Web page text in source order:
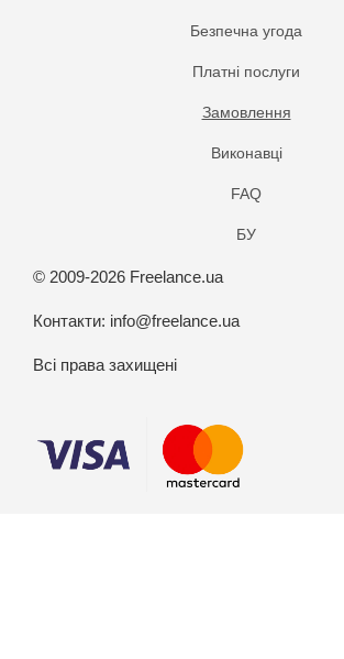
Безпечна угода
Платнi послуги
Замовлення
Виконавці
FAQ
БУ
© 2009-2026 Freelance.ua
Контакти: info@freelance.ua
Всі права захищені